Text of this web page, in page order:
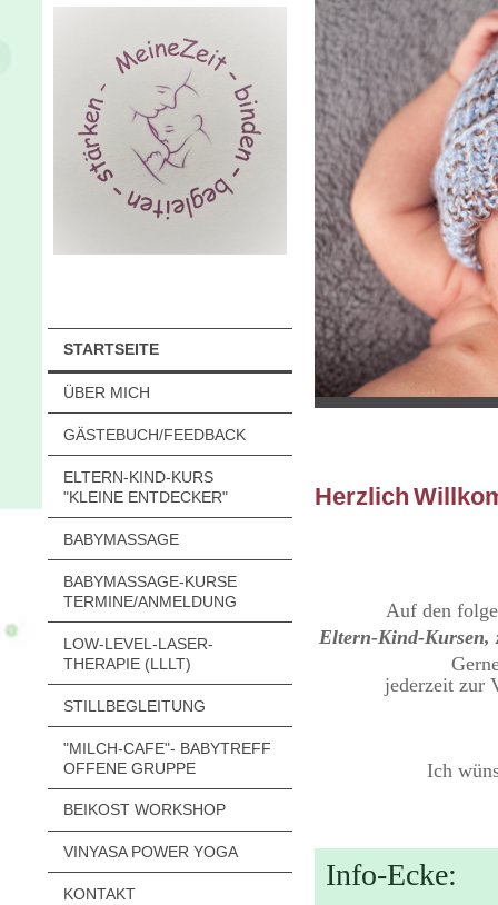
STARTSEITE
ÜBER MICH
GÄSTEBUCH/FEEDBACK
ELTERN-KIND-KURS
"KLEINE ENTDECKER"
BABYMASSAGE
BABYMASSAGE-KURSE
TERMINE/ANMELDUNG
LOW-LEVEL-LASER-
THERAPIE (LLLT)
STILLBEGLEITUNG
"MILCH-CAFE"- BABYTREFF
OFFENE GRUPPE
BEIKOST WORKSHOP
VINYASA POWER YOGA
KONTAKT
Herzlich Willk
Auf den
Eltern-Kind-Kursen,
jederzeit zur
Ich
Info-Ecke: